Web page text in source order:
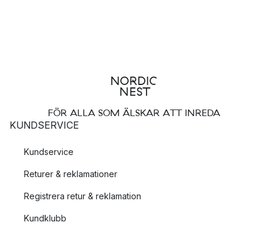
FÖR ALLA SOM ÄLSKAR ATT INREDA
KUNDSERVICE
Kundservice
Returer & reklamationer
Registrera retur & reklamation
Kundklubb